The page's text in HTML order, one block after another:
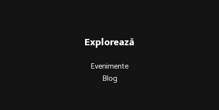
Explorează
Evenimente
Blog